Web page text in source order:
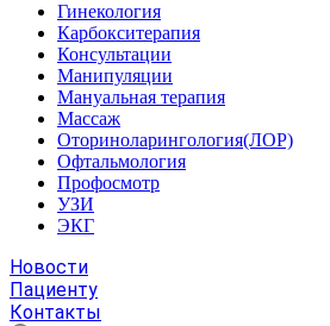
Гинекология
Карбокситерапия
Консультации
Манипуляции
Мануальная терапия
Массаж
Оториноларингология(ЛОР)
Офтальмология
Профосмотр
УЗИ
ЭКГ
Новости
Пациенту
Контакты